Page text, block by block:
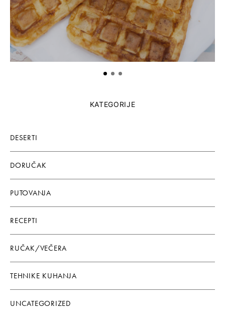
KATEGORIJE
DESERTI
DORUČAK
PUTOVANJA
RECEPTI
RUČAK/VEČERA
TEHNIKE KUHANJA
UNCATEGORIZED